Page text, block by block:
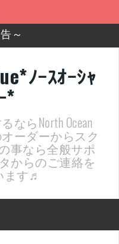
した〜
ww
ーー！！！
・検定開催決定！
～
ﾉｰｽｵｰｼｬ
*
ならNorth Ocean
ーダーからスク
事なら全般サポ
からのご連絡を
ます♬